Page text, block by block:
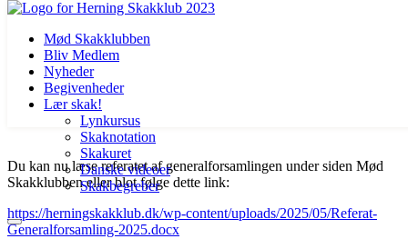
til
indhold
Mød Skakklubben
Bliv Medlem
Nyheder
Begivenheder
Lær skak!
Lynkursus
Skaknotation
Skakuret
Danske videoer
Skakbegreber
Du kan nu læse referatet af generalforsamlingen under siden Mød
Skakklubben eller blot følge dette link:
https://herningskakklub.dk/wp-content/uploads/2025/05/Referat-
Generalforsamling-2025.docx